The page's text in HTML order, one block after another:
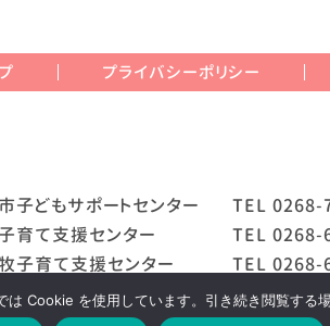
プライバシーポリシー
子どもサポートセンター TEL0268-
育て支援センター
TEL0268-
子育て支援センター
TEL0268-
Cookie を使用しています。引き続き閲覧する